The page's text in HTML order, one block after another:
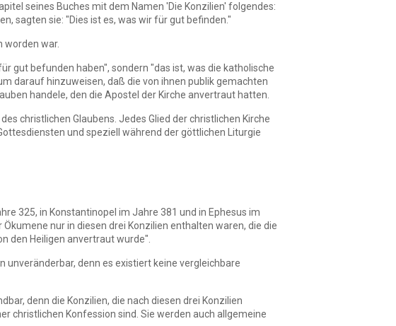
seines Buches mit dem Namen 'Die Konzilien' folgendes:
sagten sie: "Dies ist es, was wir für gut befinden."
worden war.
gut befunden haben", sondern "das ist, was die katholische
darauf hinzuweisen, daß die von ihnen publik gemachten
handele, den die Apostel der Kirche anvertraut hatten.
christlichen Glaubens. Jedes Glied der christlichen Kirche
und speziell während der göttlichen Liturgie
325, in Konstantinopel im Jahre 381 und in Ephesus im
nur in diesen drei Konzilien enthalten waren, die die
den Heiligen anvertraut wurde".
unveränderbar, denn es existiert keine vergleichbare
denn die Konzilien, die nach diesen drei Konzilien
christlichen Konfession sind. Sie werden auch allgemeine